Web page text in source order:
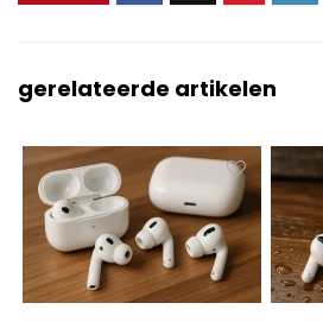
gerelateerde artikelen